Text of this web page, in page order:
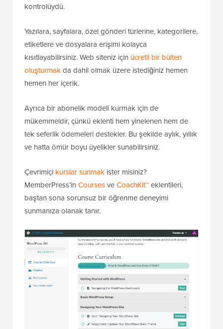
kontrolüydü.
Yazılara, sayfalara, özel gönderi türlerine, kategorilere,
etiketlere ve dosyalara erişimi kolayca
kısıtlayabilirsiniz. Web siteniz için ücretli bir bülten
oluşturmakda dahil olmak üzere istediğiniz hemen
hemen her içerik.
Ayrıca bir abonelik modeli kurmak için de
mükemmeldir, çünkü eklenti hem yinelenen hem de
tek seferlik ödemeleri destekler. Bu şekilde aylık, yıllık
ve hatta ömür boyu üyelikler sunabilirsiniz.
Çevrimiçi kurslar sunmak ister misiniz?
MemberPress’in CoursesveCoachKit™eklentileri,
baştan sona sorunsuz bir öğrenme deneyimi
sunmanıza olanak tanır.